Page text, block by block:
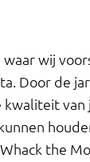
waar wij
Door de
the